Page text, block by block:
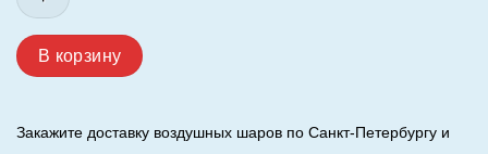
Сердце.
Золото.
В корзину
Закажите доставку воздушных шаров по Санкт-Петербургу и